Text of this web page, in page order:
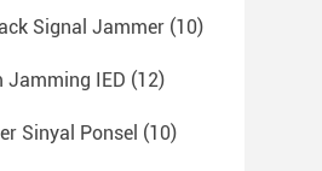
Signal Jammer (10)
Jamming IED (12)
Sinyal Ponsel (10)